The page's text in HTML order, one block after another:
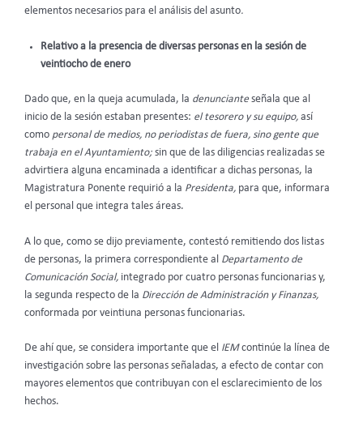
elementos necesarios para el análisis del asunto.
Relativo a la presencia de diversas personas en la sesión de
veintiocho de enero
Dado que, en la queja acumulada, la denuncianteseñala que al
inicio de la sesión estaban presentes: el tesorero y su equipo, así
como personal de medios, no periodistas de fuera, sino gente que
trabaja en el Ayuntamiento; sin que de las diligencias realizadas se
advirtiera alguna encaminada a identificar a dichas personas, la
Magistratura Ponente requirió a la Presidenta, para que, informara
el personal que integra tales áreas.
A lo que, como se dijo previamente, contestó remitiendo dos listas
de personas, la primera correspondiente al Departamento de
Comunicación Social, integrado por cuatro personas funcionarias y,
la segunda respecto de la Dirección de Administración y Finanzas,
conformada por veintiuna personas funcionarias.
De ahí que, se considera importante que el IEMcontinúe la línea de
investigación sobre las personas señaladas, a efecto de contar con
mayores elementos que contribuyan con el esclarecimiento de los
hechos.